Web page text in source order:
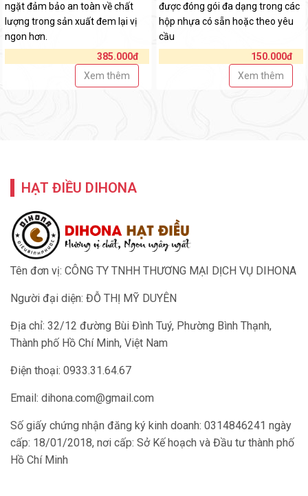
ngặt đảm bảo an toàn về chất
lượng trong sản xuất đem lại vị
ngon hơn.
385.000đ
Xem thêm
được đóng gói đa dạng trong các
hộp nhựa có sẵn hoặc theo yêu
cầu
150.000đ
Xem thêm
HẠT ĐIỀU DIHONA
Tên đơn vị: CÔNG TY TNHH THƯƠNG MẠI DỊCH VỤ DIHONA
Người đại diện: ĐỖ THỊ MỸ DUYÊN
Địa chỉ: 32/12 đường Bùi Đình Tuý, Phường Bình Thạnh,
Thành phố Hồ Chí Minh, Việt Nam
Điện thoại: 0933.31.64.67
Email: dihona.com@gmail.com
Số giấy chứng nhận đăng ký kinh doanh: 0314846241 ngày
cấp: 18/01/2018, nơi cấp: Sở Kế hoạch và Đầu tư thành phố
Hồ Chí Minh